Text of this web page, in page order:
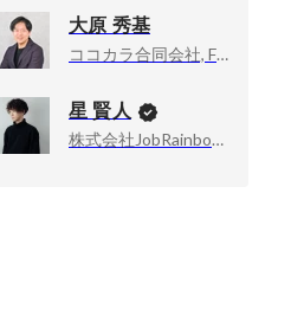
大原 秀基
ココカラ合同会社, Founder, CEO
星 賢人
株式会社JobRainbow, CEO